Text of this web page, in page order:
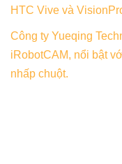
HTC Vive và
Công ty Yueqing
iRobotCAM, nổi bật
nhấp chuột.